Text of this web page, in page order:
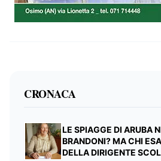
CRONACA
LE SPIAGGE DI ARUBA
BRANDONI? MA CHI
DELLA DIRIGENTE